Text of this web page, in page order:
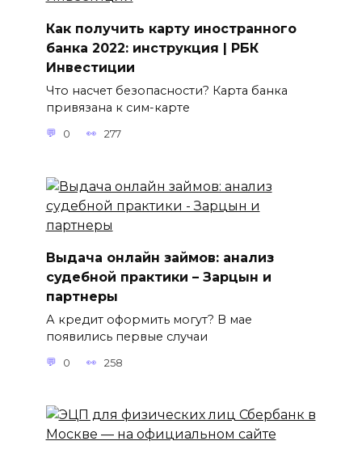
Как получить карту иностранного
банка 2022: инструкция | РБК
Инвестиции
Что насчет безопасности? Карта банка
привязана к сим-карте
0 277
Выдача онлайн займов: анализ
судебной практики – Зарцын и
партнеры
А кредит оформить могут? В мае
появились первые случаи
0 258